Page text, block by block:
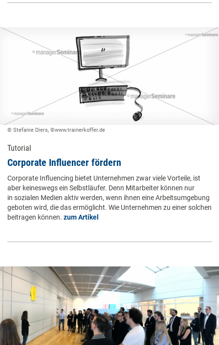
© Stefanie Diers, ©www.trainerkoffer.de
Tutorial
Corporate Influencer ­fördern
Corporate Influencing bietet Unternehmen zwar viele Vorteile, ist
aber keineswegs ein Selbstläufer. Denn Mitarbeiter können nur
in sozialen Medien aktiv werden, wenn ihnen eine Arbeitsumgebung
geboten wird, die das ermöglicht. Wie Unternehmen zu einer solchen
beitragen können. zum Artikel